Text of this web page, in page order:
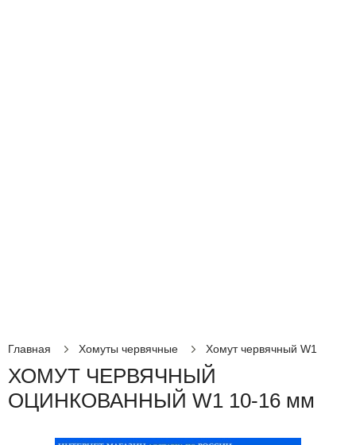
Главная Хомуты червячные Хомут червячный W1
ХОМУТ ЧЕРВЯЧНЫЙ
ОЦИНКОВАННЫЙ W1 10-16 мм